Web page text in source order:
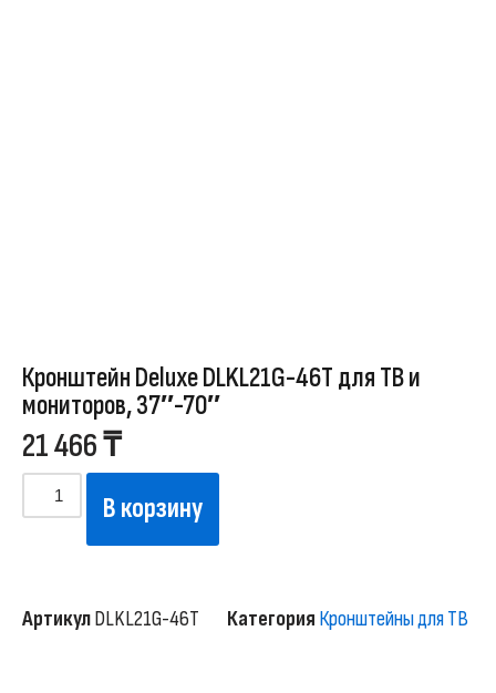
Кронштейн Deluxe DLKL21G-46T для ТВ и
мониторов, 37″-70″
21 466₸
В корзину
АртикулDLKL21G-46T Категория Кронштейны для ТВ